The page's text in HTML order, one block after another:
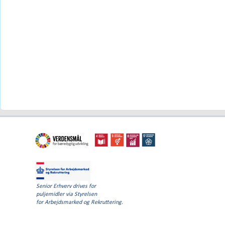
Senior Erhverv drives for
puljemidler via Styrelsen
for Arbejdsmarked og Rekruttering.